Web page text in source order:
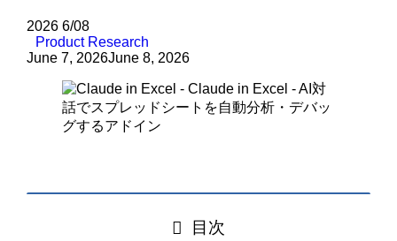
2026 6/08
Product Research
June 7, 2026June 8, 2026
目次